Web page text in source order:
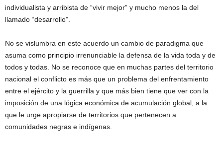
individualista y arribista de “vivir mejor” y mucho menos la del
llamado “desarrollo”.
No se vislumbra en este acuerdo un cambio de paradigma que
asuma como principio irrenunciable la defensa de la vida toda y de
todos y todas. No se reconoce que en muchas partes del territorio
nacional el conflicto es más que un problema del enfrentamiento
entre el ejército y la guerrilla y que más bien tiene que ver con la
imposición de una lógica económica de acumulación global, a la
que le urge apropiarse de territorios que pertenecen a
comunidades negras e indígenas.